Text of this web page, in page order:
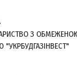
З
"УКРБУДГАЗІНВЕСТ"